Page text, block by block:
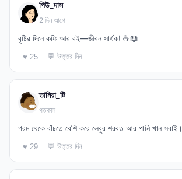
পিউ_দাস
2 দিন আগে
বৃষ্টির দিনে কফি আর বই—জীবন সার্থক! ☕📖
♥ 25 💬 উত্তর দিন
তানিয়া_টি
গতকাল
গরম থেকে বাঁচতে বেশি করে লেবুর শরবত আর পানি খান সবাই।
♥ 29 💬 উত্তর দিন